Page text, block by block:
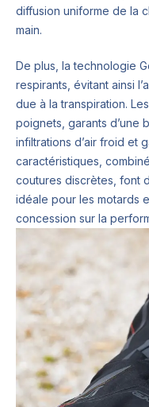
diffusion uniforme de la
main.
De plus, la technologie
respirants, évitant ainsi
due à la transpiration.
poignets, garants d’une
infiltrations d’air froid et
caractéristiques,
coutures discrètes, font
idéale pour les motards
concession sur la